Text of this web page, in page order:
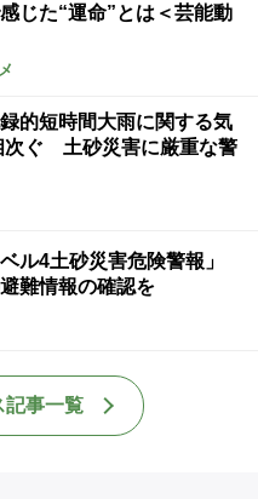
じた“運命”とは＜芸能動
的短時間大雨に関する気
次ぐ 土砂災害に厳重な警
ル4土砂災害危険警報」
難情報の確認を
記事一覧